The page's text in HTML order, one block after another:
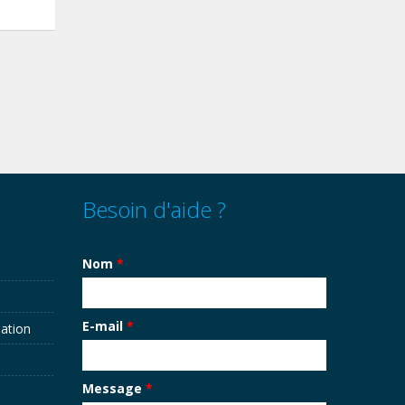
Besoin d'aide ?
Nom *
E-mail *
Message *